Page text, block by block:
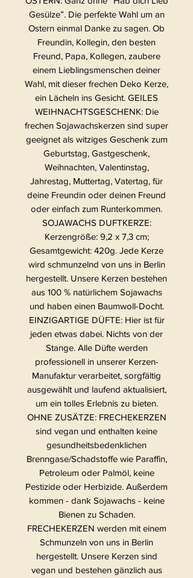
Gesülze”. Die perfekte Wahl um an
Ostern einmal Danke zu sagen. Ob
Freundin, Kollegin, den besten
Freund, Papa, Kollegen, zaubere
einem Lieblingsmenschen deiner
Wahl, mit dieser frechen Deko Kerze,
ein Lächeln ins Gesicht. GEILES
WEIHNACHTSGESCHENK: Die
frechen Sojawachskerzen sind super
geeignet als witziges Geschenk zum
Geburtstag, Gastgeschenk,
Weihnachten, Valentinstag,
Jahrestag, Muttertag, Vatertag, für
deine Freundin oder deinen Freund
oder einfach zum Runterkommen.
SOJAWACHS DUFTKERZE:
Kerzengröße: 9,2 x 7,3 cm;
Gesamtgewicht: 420g. Jede Kerze
wird schmunzelnd von uns in Berlin
hergestellt. Unsere Kerzen bestehen
aus 100 % natürlichem Sojawachs
und haben einen Baumwoll-Docht.
EINZIGARTIGE DÜFTE: Hier ist für
jeden etwas dabei. Nichts von der
Stange. Alle Düfte werden
professionell in unserer Kerzen-
Manufaktur verarbeitet, sorgfältig
ausgewählt und laufend aktualisiert,
um ein tolles Erlebnis zu bieten.
OHNE ZUSÄTZE: FRECHEKERZEN
sind vegan und enthalten keine
gesundheitsbedenklichen
Brenngase/Schadstoffe wie Paraffin,
Petroleum oder Palmöl, keine
Pestizide oder Herbizide. Außerdem
kommen - dank Sojawachs - keine
Bienen zu Schaden.
FRECHEKERZEN werden mit einem
Schmunzeln von uns in Berlin
hergestellt. Unsere Kerzen sind
vegan und bestehen gänzlich aus